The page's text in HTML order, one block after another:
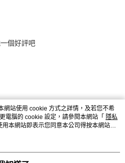
個好評吧
網站使用 cookie 方式之詳情，及若您不希
電腦的 cookie 設定，請參閱本網站「 隱私
用本網站即表示您同意本公司得按本網站使